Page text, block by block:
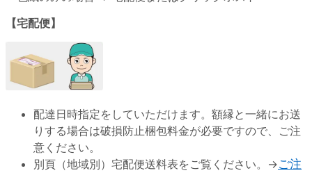
【宅配便】
配達日時指定をしていただけます。額縁と一緒にお送
りする場合は破損防止梱包料金が必要ですので、ご注
意ください。
別頁（地域別）宅配便送料表をご覧ください。→ご注